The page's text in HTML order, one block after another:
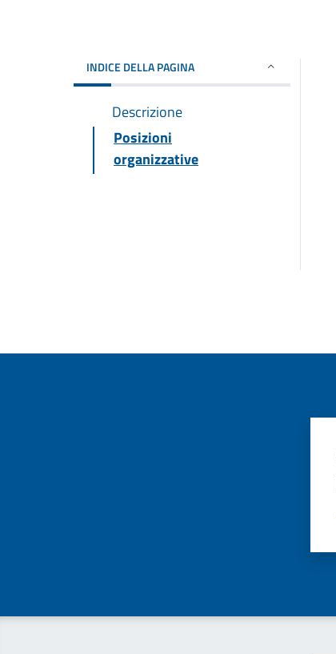
INDICE DELLA PAGINA
Descrizione
Posizioni
organizzative